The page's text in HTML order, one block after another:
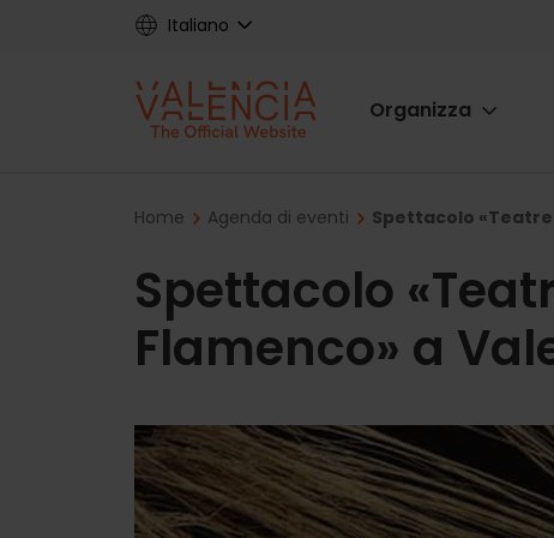
Italiano
Main
Organizza
Breadcrumb
Home Agenda di eventi Spettacolo
Spettacolo
Flamenco» a